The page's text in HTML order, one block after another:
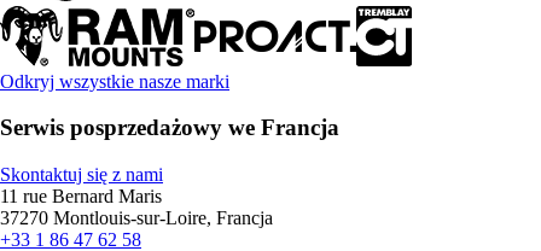
Odkryj wszystkie nasze marki
Serwis posprzedażowy we Francja
Skontaktuj się z nami
11 rue Bernard Maris
37270 Montlouis-sur-Loire, Francja
+33 1 86 47 62 58